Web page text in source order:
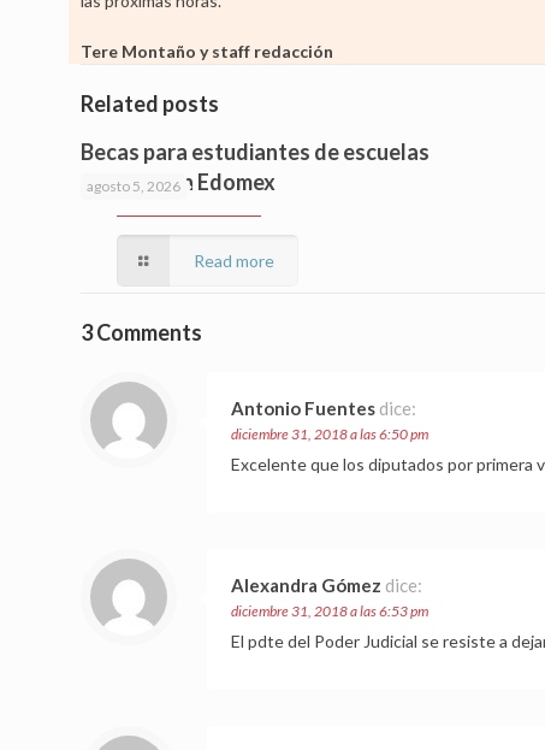
Tere Montaño y staff redacción
Related posts
agosto 5, 2026
Becas para estudiantes de escuelas
privadas en Edomex
Read more
3 Comments
Antonio Fuentes dice:
diciembre 31, 2018 a las 6:50 pm
Excelente que los diputados por primera
Alexandra Gómez dice:
diciembre 31, 2018 a las 6:53 pm
El pdte del Poder Judicial se resiste a